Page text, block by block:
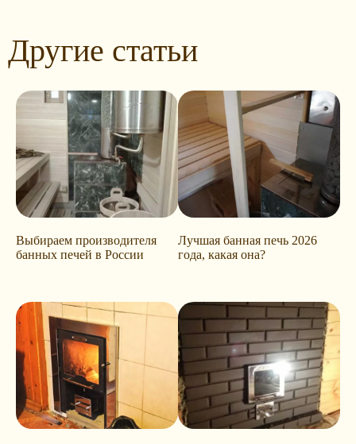
Другие статьи
Выбираем производителя
банных печей в России
Лучшая банная печь 2026
года, какая она?